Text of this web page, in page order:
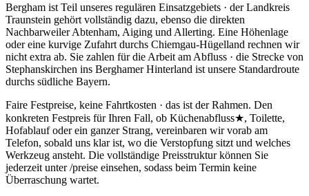
Bergham ist Teil unseres regulären Einsatzgebiets · der Landkreis
Traunstein gehört vollständig dazu, ebenso die direkten
Nachbarweiler Abtenham, Aiging und Allerting. Eine Höhenlage
oder eine kurvige Zufahrt durchs Chiemgau-Hügelland rechnen wir
nicht extra ab. Sie zahlen für die Arbeit am Abfluss · die Strecke von
Stephanskirchen ins Berghamer Hinterland ist unsere Standardroute
durchs südliche Bayern.
Faire Festpreise, keine Fahrtkosten · das ist der Rahmen. Den
konkreten Festpreis für Ihren Fall, ob Küchenabfluss★, Toilette,
Hofablauf oder ein ganzer Strang, vereinbaren wir vorab am
Telefon, sobald uns klar ist, wo die Verstopfung sitzt und welches
Werkzeug ansteht. Die vollständige Preisstruktur können Sie
jederzeit unter /preise einsehen, sodass beim Termin keine
Überraschung wartet.